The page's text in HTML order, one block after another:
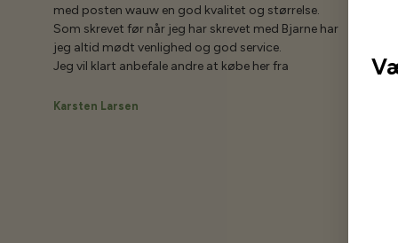
med posten wauw en god kvalitet og størrelse.
Som skrevet før når jeg har skrevet med Bjarne har
jeg altid mødt venlighed og god service.
Jeg vil klart anbefale andre at købe her fra
Karsten Larsen